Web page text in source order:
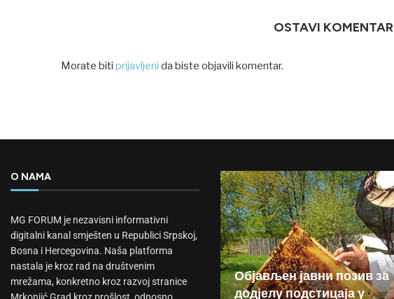
OSTAVI KOMENTAR
Morate biti prijavljeni da biste objavili komentar.
O NAMA
MG FORUM je nezavisni informativni
digitalni kanal smješten u Republici Srpskoj,
Bosna i Hercegovina. Naša platforma
nastala je kroz rad na društvenim
mrežama, konkretno kroz razvoj stranice
Објављен јавни позив за
додјелу подстицаја у